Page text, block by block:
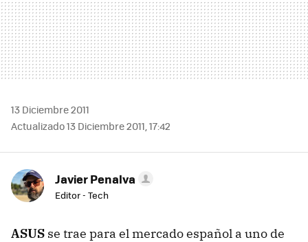
13 Diciembre 2011
Actualizado 13 Diciembre 2011, 17:42
Javier Penalva
Editor - Tech
ASUS se trae para el mercado español a uno de